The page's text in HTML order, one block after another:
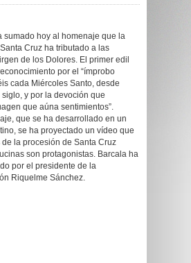
sumado hoy al homenaje que la
Cruz ha tributado a las
de los Dolores. El primer edil
por el “ímprobo
cada Miércoles Santo, desde
y por la devoción que
que aúna sentimientos”.
que se ha desarrollado en un
se ha proyectado un vídeo que
la procesión de Santa Cruz
son protagonistas. Barcala ha
por el presidente de la
Riquelme Sánchez.